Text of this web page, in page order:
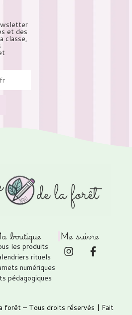
et des
classe,
boutique
les produits
rituels
numériques
pédagogiques
Me suivre
forêt – Tous droits réservés | Fait